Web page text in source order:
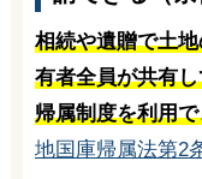
相続や遺贈で土
有者全員が共有
帰属制度を利用
地国庫帰属法第2